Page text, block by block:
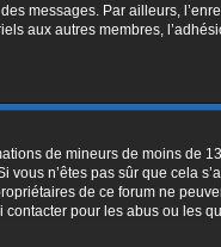
messages. Par ailleurs,
aux autres membres,
de mineurs de moins de
n’êtes pas sûr que cela
de ce forum ne
pour les abus ou les